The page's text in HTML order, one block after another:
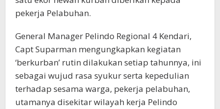
pekerja Pelabuhan.
General Manager Pelindo Regional 4 Kendari,
Capt Suparman mengungkapkan kegiatan
‘berkurban’ rutin dilakukan setiap tahunnya, ini
sebagai wujud rasa syukur serta kepedulian
terhadap sesama warga, pekerja pelabuhan,
utamanya disekitar wilayah kerja Pelindo